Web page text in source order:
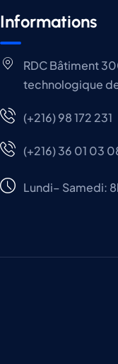
Informations
RDC Bâtiment
technologique
(+216) 98 172 231
(+216) 36 01 03
Lundi– Samedi: